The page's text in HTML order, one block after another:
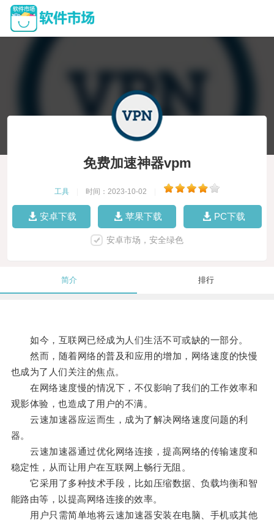
免费加速神器vpm
工具 时间：2023-10-02
安卓下载 苹果下载 PC下载
安卓市场，安全绿色
简介 排行
如今，互联网已经成为人们生活不可或缺的一部分。
然而，随着网络的普及和应用的增加，网络速度的快慢
也成为了人们关注的焦点。
在网络速度慢的情况下，不仅影响了我们的工作效率和
观影体验，也造成了用户的不满。
云速加速器应运而生，成为了解决网络速度问题的利
器。
云速加速器通过优化网络连接，提高网络的传输速度和
稳定性，从而让用户在互联网上畅行无阻。
它采用了多种技术手段，比如压缩数据、负载均衡和智
能路由等，以提高网络连接的效率。
用户只需简单地将云速加速器安装在电脑、手机或其他